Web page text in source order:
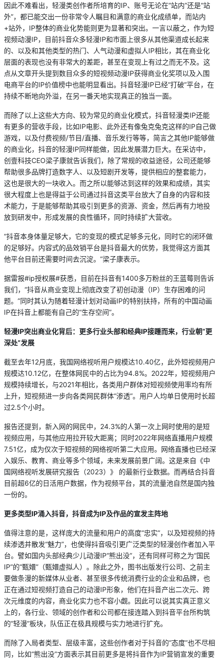
因此不难看出，轻漫类创作者所培育的IP、账号无论在“站内”还是“站
外”，都已能交出一份非常令人瞩目和满意的商业化成绩单，而站内
+站外，IP整体的商业化势能则更为显著和突出。一言以蔽之，作为短
视频动漫IP，目前抖音众多轻漫IP和市面上很多从其他渠道成长起来
的、以及和其他类型的热门、人气动漫和虚拟人IP相比，其在商业化
层面的表现也没有非常大的差距，甚至在变现上有过之而无不及。这
点从文章开头提到数目众多的短视频动漫IP获得商业化奖项以及入围
电商平台的IP价值榜中也能明显看出。抖音轻漫IP已经“打破”平台，在
持续不断地向外溢，在另一番天地实现真正的独当一面。
而除了以上这些大方向、较为常见的商业化模式，抖音轻漫类IP还能
有更多的营收手段，比如IP电影、此外还有像兔克兔克这样的IP自己做
游戏，以及付费视频/节目/直播、音乐发行等等，简言之其他IP能够做
的商业化，抖音的轻漫IP同样能做，因此发展潜力巨大。在采访中，
创壹科技CEO梁子康就告诉我们，除了常规的收益途径，公司还能够
帮助很多品牌打造数字人、以及短剧开发等，提供相应的整套能力，
这也是很大的一块收入。而之所以能够达到这样的效果和成绩，其实
很大程度上也是得益于公司通过抖音这类平台放大了自身的内容和技
术能力，于是能够帮助其吸引到更多的资源、资金，然后再有力地投
放到研发中，形成发展的良性循环，同时持续扩大营收。
“抖音本身体量足够大，它的变现的模式足够多元化，同时它的闭环做
的足够好。内容式的品效销平台是抖音最大的优势，我觉得这方面其
他平台目前还需要时间去沉淀。”梁子康表示。
据雷报#ip授权展#获悉，目前在抖音有1400多万粉丝的王蓝莓则告诉
我们，“抖音从商业变现上彻底改变了初创动漫（IP）生存困难的问
题。”同时其认为随着轻漫计划对动画IP的特别扶持，所有的中国动画
IP在抖音上都能有自己的“生存空间”。
轻漫IP突出商业化背后：更多行业头部和经典IP接踵而来，行业朝“更
深处”发展
截至去年12月底，我国网络视听用户规模达10.40亿，此外短视频用户
规模达10.12亿，在整体网民中的占比为94.8%。2022年，短视频用户
规模持续增长，与2021年相比，各类用户群体对短视频使用率均有所
上升，短视频进一步向各类网民群体“渗透”。用户人均单日使用时长超
过2.5个小时。
报告还提到，新入网的网民中，24.3%的人第一次上网时使用的是短
视频应用，与其他应用拉开较大距离；同时2022年网络直播用户规模
7.51亿，成为仅次于短视频的网络视听第二大应用。网络直播也已经深
入娱乐、教育、商业等多个领域，未来发展前景广阔。这是来自《中
国网络视听发展研究报告（2023）》 的最新行业数据。而再结合抖音
目前超6亿的日活用户数据，作为视频平台，其的流量池自然是国内独
一份的。
更多类型IP涌入抖音，抖音成为IP及作品的宣发主阵地
值得注意的是，这样庞大的流量和用户的高度“忠实”，以及短视频的持
续渗透并散发“魅力”，也使得抖音吸引更广泛类型的轻漫创作者加入平
台。譬如国内头部经典少儿动漫IP“熊出没”，还有同样可称之为“国民
IP”的“甄嬛”（甄嬛虚拟人）。除此之外，图书出版发行公司、之前主
要做条漫的新媒体从业者、甚至很多传统消费行业的企业和品牌，也
正在通过短视频打造自己的动漫IP形象，他们在抖音产出二次元、跨
次元维度的内容，商业化实力也不容小觑。因此可以说其实真正意义
上的，各行业、领域的创作者和公司都在接连踏入到抖音平台所构筑
的“轻漫”板块，队伍正在极具规模与实力地进行扩充。
而除了入局者类型、层级丰富，这些创作者对于抖音的“态度”也不尽相
同，比如“熊出没”方面表示其目前更多是将抖音作为IP营销宣发的重要